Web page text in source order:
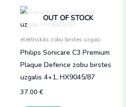
OUT OF STOCK
elektriskās zobu birstes uzgaļi
Philips Sonicare C3 Premium
Plaque Defence zobu birstes
uzgalis 4+1, HX9045/87
37.00€